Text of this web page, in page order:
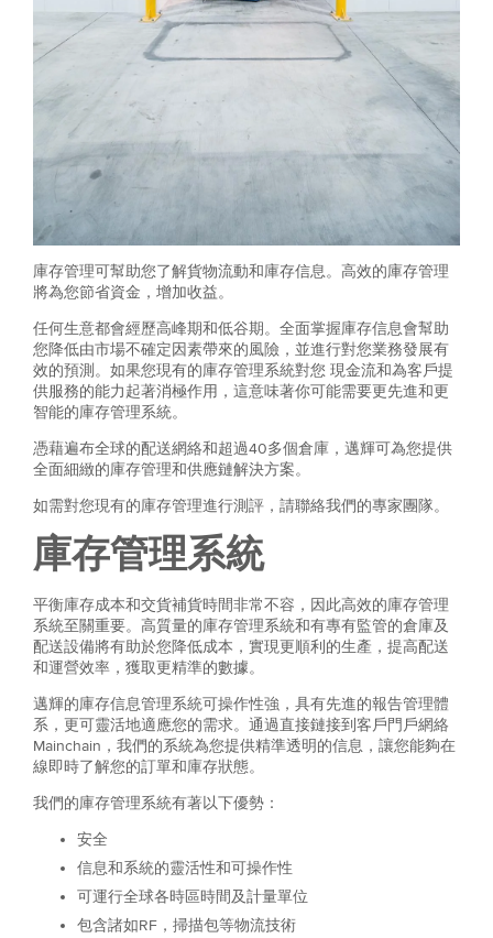
庫存管理可幫助您了解貨物流動和庫存信息。高效的庫存管理
將為您節省資金，增加收益。
任何生意都會經歷高峰期和低谷期。全面掌握庫存信息會幫助
您降低由市場不確定因素帶來的風險，並進行對您業務發展有
效的預測。如果您現有的庫存管理系統對您 現金流和為客戶提
供服務的能力起著消極作用，這意味著你可能需要更先進和更
智能的庫存管理系統。
憑藉遍布全球的配送網絡和超過40多個倉庫，邁輝可為您提供
全面細緻的庫存管理和供應鏈解決方案。
如需對您現有的庫存管理進行測評，請聯絡我們的專家團隊。
庫存管理系統
平衡庫存成本和交貨補貨時間非常不容，因此高效的庫存管理
系統至關重要。高質量的庫存管理系統和有專有監管的倉庫及
配送設備將有助於您降低成本，實現更順利的生產，提高配送
和運營效率，獲取更精準的數據。
邁輝的庫存信息管理系統可操作性強，具有先進的報告管理體
系，更可靈活地適應您的需求。通過直接鏈接到客戶門戶網絡
Mainchain，我們的系統為您提供精準透明的信息，讓您能夠在
線即時了解您的訂單和庫存狀態。
我們的庫存管理系統有著以下優勢：
安全
信息和系統的靈活性和可操作性
可運行全球各時區時間及計量單位
包含諸如RF，掃描包等物流技術